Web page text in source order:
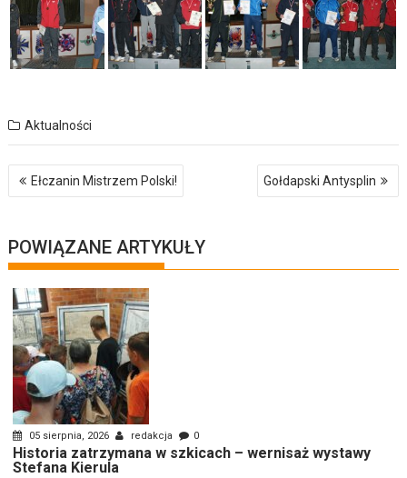
Aktualności
Nawigacja
wpisuEłczanin Mistrzem Polski! Gołdapski Antysplin
POWIĄZANE ARTYKUŁY
05 sierpnia, 2026 redakcja 0
Historia zatrzymana w szkicach – wernisaż wystawy
Stefana Kierula